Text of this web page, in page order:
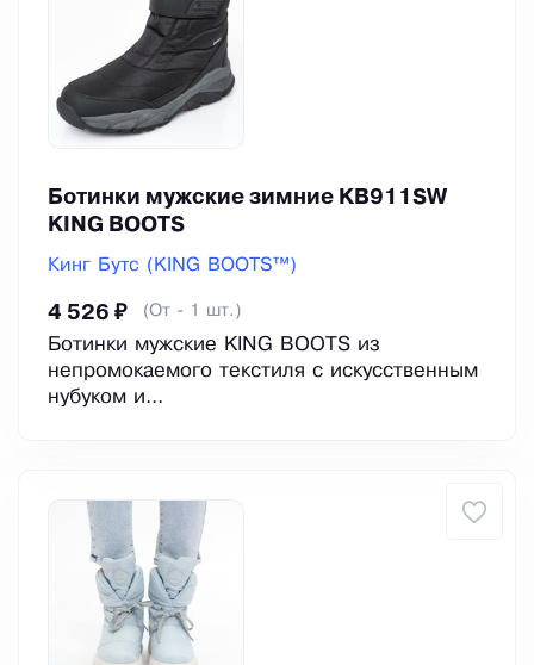
Ботинки мужские зимние KB911SW
KING BOOTS
Кинг Бутс (KING BOOTS™)
4 526 ₽ (От - 1 шт.)
Ботинки мужские KING BOOTS из
непромокаемого текстиля с искусственным
нубуком и...